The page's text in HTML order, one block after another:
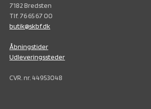
7182 Bredsten
Tlf. 76 65 67 00
butik@skbf.dk
Åbningstider
Udleveringssteder
CVR. nr. 44953048